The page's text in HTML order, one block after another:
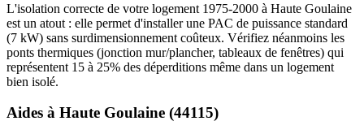
L'isolation correcte de votre logement 1975-2000 à Haute Goulaine
est un atout : elle permet d'installer une PAC de puissance standard
(7 kW) sans surdimensionnement coûteux. Vérifiez néanmoins les
ponts thermiques (jonction mur/plancher, tableaux de fenêtres) qui
représentent 15 à 25% des déperditions même dans un logement
bien isolé.
Aides à Haute Goulaine (44115)